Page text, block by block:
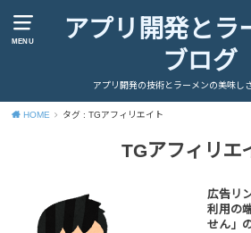
MENU
アプリ開発とラ
ブログ
アプリ開発の技術とラーメンの美味し
HOME タグ : TGアフィリエイト
TGアフィリエ
広告リ
利用の
せん」